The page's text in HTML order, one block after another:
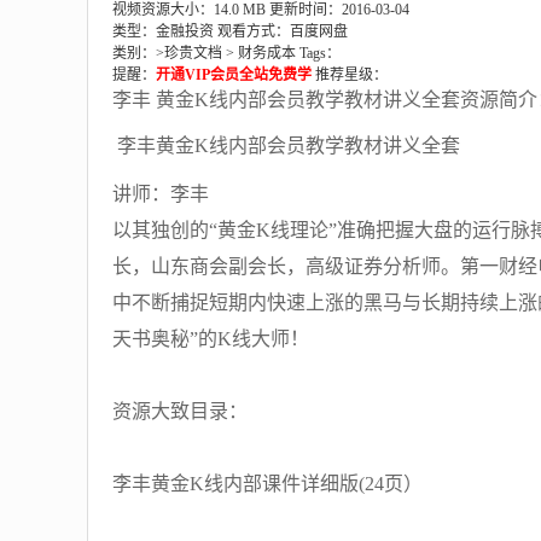
视频资源大小：14.0 MB 更新时间：2016-03-04
类型：金融投资 观看方式：百度网盘
类别：>珍贵文档 > 财务成本 Tags：
提醒： 开通VIP会员全站免费学 推荐星级：
李丰 黄金K线内部会员教学教材讲义全套资源简介
李丰黄金K线内部会员教学教材讲义全套
讲师：李丰
以其独创的“黄金K线理论”准确把握大盘的运行
长，山东商会副会长，高级证券分析师。第一财
中不断捕捉短期内快速上涨的黑马与长期持续上
天书奥秘”的K线大师！
资源大致目录：
李丰黄金K线内部课件详细版(24页）